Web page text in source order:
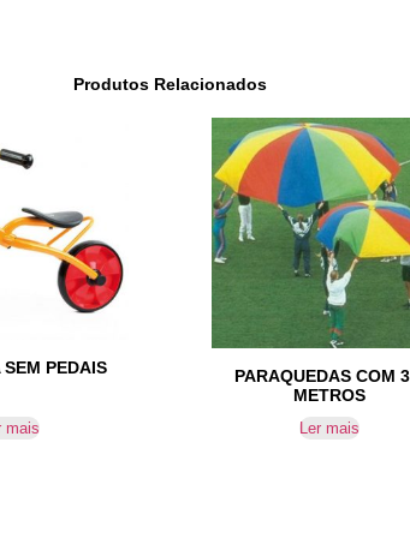
Produtos Relacionados
PEDAIS
mais
PARAQUEDAS COM
METROS
Ler mais